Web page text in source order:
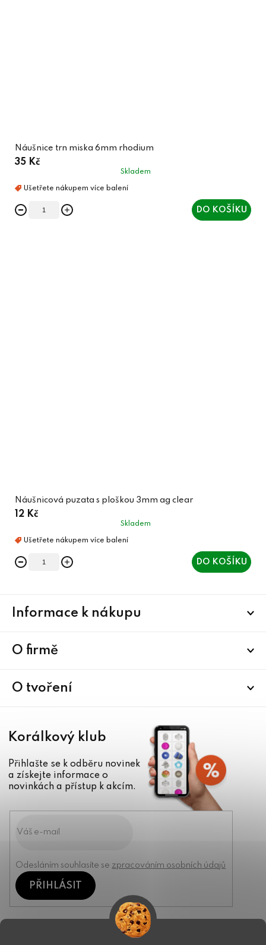
Náušnice trn miska 6mm rhodium
35 Kč
Skladem
DO KOŠÍKU
Náušnicová puzata s ploškou 3mm ag clear
12 Kč
Skladem
DO KOŠÍKU
Informace k nákupu
O firmě
O tvoření
Korálkový klub
Přihlašte se k odběru novinek
a získejte informace o
novinkách a přístup k akcím.
Odesláním souhlasíte se zpracováním osobních údajů
PŘIHLÁSIT